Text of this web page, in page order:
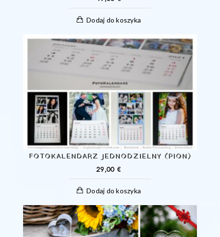
Dodaj do koszyka
FOTOKALENDARZ JEDNODZIELNY (PION)
29,00 €
Dodaj do koszyka